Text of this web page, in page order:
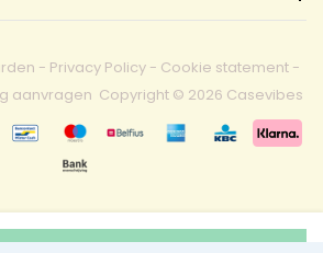
- Privacy Policy - Cookie statement -
aanvragen Copyright © 2026 Casevibes